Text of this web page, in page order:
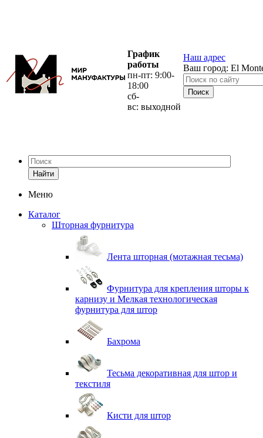
График
работы
пн-пт: 9:00-
18:00
сб-
вс: выходной
Наш адрес
Ваш город: El
Найти
Меню
Каталог
Шторная фурнитура
Лента шторная (мотажная тесьма)
Фурнитура для крепления шторы к
карнизу и Мелкая технологическая
фурнитура для штор
Бахрома
Тесьма декоративная для штор и
текстиля
Кисти для штор